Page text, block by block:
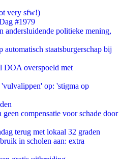
very sfw!)
#1979
andersluidende politieke mening,
staatsburgerschap bij
DOA overspoeld met
op: 'stigma op
compensatie voor schade door
terug met lokaal 32 graden
in scholen aan: extra